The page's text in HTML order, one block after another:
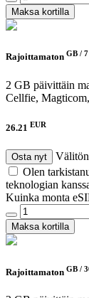
Maksa kortilla
Rajoittamaton GB /
2 GB päivittäin
Cellfie,
26.21 EUR
Osta nyt
Olen
teknologian
Kuinka monta
Maksa kortilla
Rajoittamaton GB /